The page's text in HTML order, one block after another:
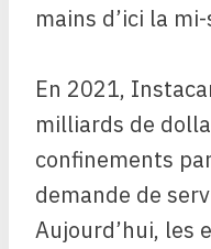
mains d’ici la
En 2021,
milliards de
confinements
demande de
Aujourd’hui, les